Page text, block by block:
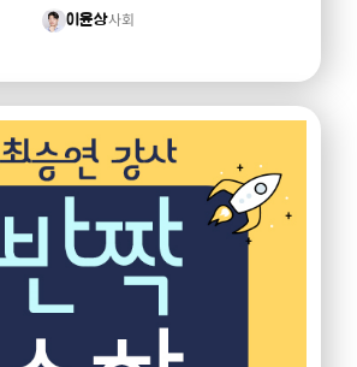
이윤상사회